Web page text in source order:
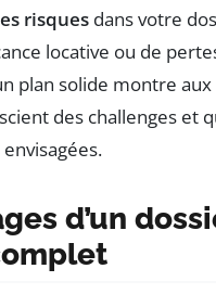
risques dans votre
locative ou de
plan solide montre
des challenges et
d’un